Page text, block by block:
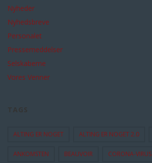
Nyheder
Nyhedsbreve
Personalet
Pressemeddelser
Selskaberne
Vores Venner
ALTING ER NOGET ALTING ER NOGET 2.0
ANKOMSTEN BEAUVOIR CORONA-VIRUS